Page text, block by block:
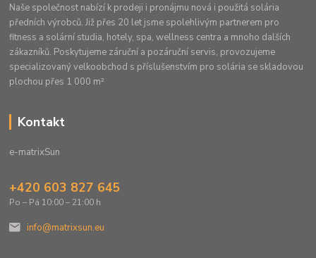
Naše společnost nabízí k prodeji i pronájmu nová i použitá solária
předních výrobců. Již přes 20 let jsme spolehlivým partnerem pro
fitness a solární studia, hotely, spa, wellness centra a mnoho dalších
zákazníků. Poskytujeme záruční a pozáruční servis, provozujeme
specializovaný velkoobchod s příslušenstvím pro solária se skladovou
plochou přes 1 000 m²
Kontakt
e-matrixSun
+420 603 827 645
Po – Pá 10:00 – 21:00 h
info@matrixsun.eu